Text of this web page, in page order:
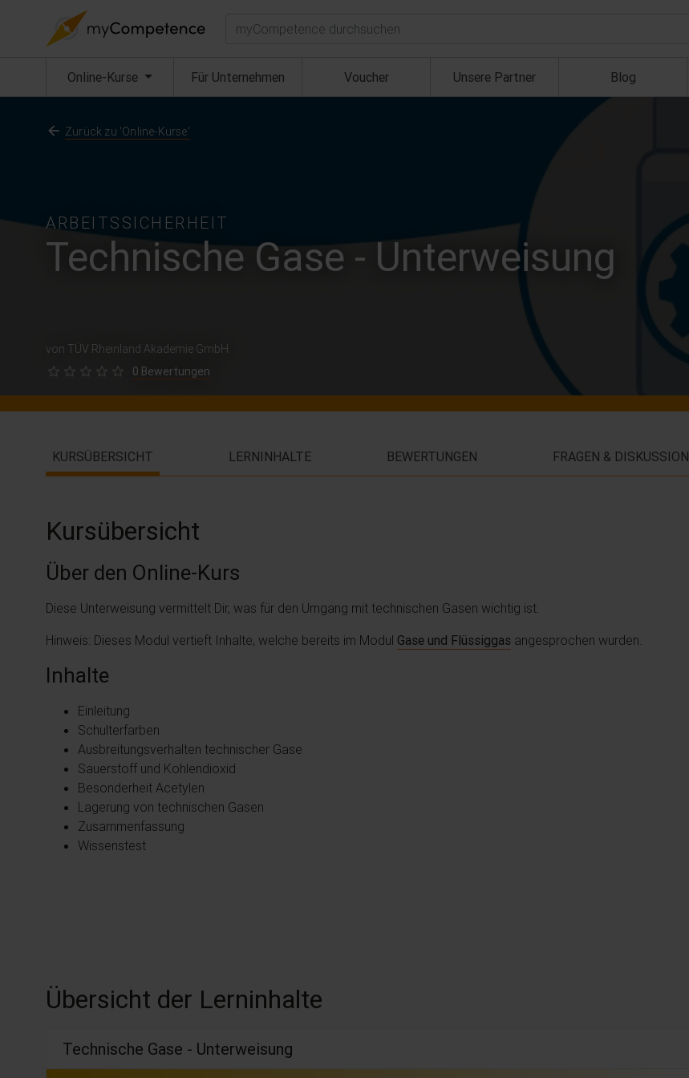
Suchen
Online-Kurse (aktuell) Für Unternehmen Voucher Unsere Partner Blog
ARBEITSSICHERHEIT
Technische Gase - Unterweisung
von TÜV Rheinland Akademie GmbH
0 Bewertungen
Zurück zu 'Online-Kurse'
KURSÜBERSICHT LERNINHALTE BEWERTUNGEN FRAGEN & DISKUSSION
Kursübersicht
Über den Online-Kurs
Diese Unterweisung vermittelt Dir, was für den Umgang mit technischen Gasen wichtig ist.
Hinweis: Dieses Modul vertieft Inhalte, welche bereits im Modul Gase und Flüssiggas angesprochen wurden.
Inhalte
Einleitung
Schulterfarben
Ausbreitungsverhalten technischer Gase
Sauerstoff und Kohlendioxid
Besonderheit Acetylen
Lagerung von technischen Gasen
Zusammenfassung
Wissenstest
Übersicht der Lerninhalte
Technische Gase - Unterweisung